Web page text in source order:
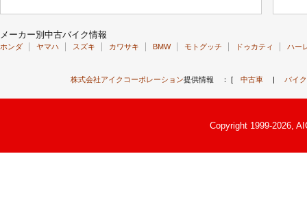
メーカー別中古バイク情報
ホンダ ヤマハ スズキ カワサキ BMW モトグッチ ドゥカティ ハー
株式会社アイクコーポレーション提供情報 ： [ 中古車| バイク
Copyright 1999-2026,